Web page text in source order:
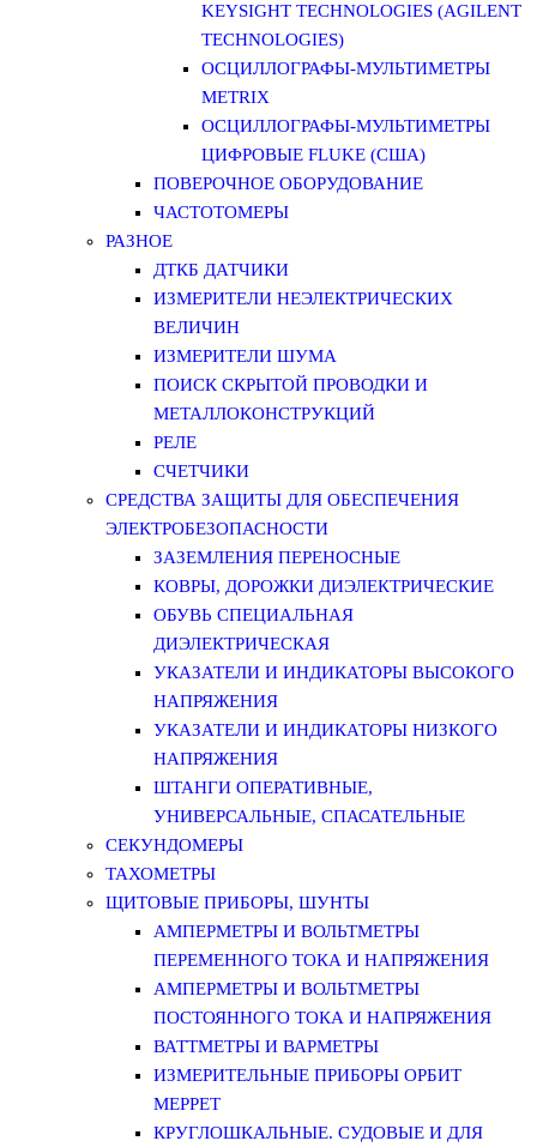
KEYSIGHT TECHNOLOGIES (AGILENT
TECHNOLOGIES)
ОСЦИЛЛОГРАФЫ-МУЛЬТИМЕТРЫ
METRIX
ОСЦИЛЛОГРАФЫ-МУЛЬТИМЕТРЫ
ЦИФРОВЫЕ FLUKE (США)
ПОВЕРОЧНОЕ ОБОРУДОВАНИЕ
ЧАСТОТОМЕРЫ
РАЗНОЕ
ДТКБ ДАТЧИКИ
ИЗМЕРИТЕЛИ НЕЭЛЕКТРИЧЕСКИХ
ВЕЛИЧИН
ИЗМЕРИТЕЛИ ШУМА
ПОИСК СКРЫТОЙ ПРОВОДКИ И
МЕТАЛЛОКОНСТРУКЦИЙ
РЕЛЕ
СЧЕТЧИКИ
СРЕДСТВА ЗАЩИТЫ ДЛЯ ОБЕСПЕЧЕНИЯ
ЭЛЕКТРОБЕЗОПАСНОСТИ
ЗАЗЕМЛЕНИЯ ПЕРЕНОСНЫЕ
КОВРЫ, ДОРОЖКИ ДИЭЛЕКТРИЧЕСКИЕ
ОБУВЬ СПЕЦИАЛЬНАЯ
ДИЭЛЕКТРИЧЕСКАЯ
УКАЗАТЕЛИ И ИНДИКАТОРЫ ВЫСОКОГО
НАПРЯЖЕНИЯ
УКАЗАТЕЛИ И ИНДИКАТОРЫ НИЗКОГО
НАПРЯЖЕНИЯ
ШТАНГИ ОПЕРАТИВНЫЕ,
УНИВЕРСАЛЬНЫЕ, СПАСАТЕЛЬНЫЕ
СЕКУНДОМЕРЫ
ТАХОМЕТРЫ
ЩИТОВЫЕ ПРИБОРЫ, ШУНТЫ
АМПЕРМЕТРЫ И ВОЛЬТМЕТРЫ
ПЕРЕМЕННОГО ТОКА И НАПРЯЖЕНИЯ
АМПЕРМЕТРЫ И ВОЛЬТМЕТРЫ
ПОСТОЯННОГО ТОКА И НАПРЯЖЕНИЯ
ВАТТМЕТРЫ И ВАРМЕТРЫ
ИЗМЕРИТЕЛЬНЫЕ ПРИБОРЫ ОРБИТ
МЕРРЕТ
КРУГЛОШКАЛЬНЫЕ. СУДОВЫЕ И ДЛЯ